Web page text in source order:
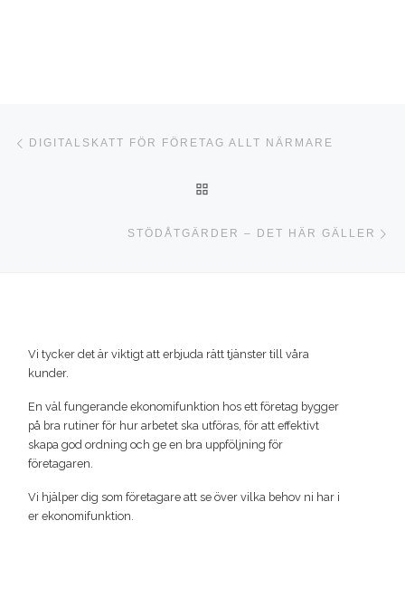
Inläggsnavigering
DIGITALSKATT FÖR FÖRETAG ALLT NÄRMARE
STÖDÅTGÄRDER – DET HÄR GÄLLER
Vi tycker det är viktigt att erbjuda rätt tjänster till våra
kunder.
En väl fungerande ekonomifunktion hos ett företag bygger
på bra rutiner för hur arbetet ska utföras, för att effektivt
skapa god ordning och ge en bra uppföljning för
företagaren.
Vi hjälper dig som företagare att se över vilka behov ni har i
er ekonomifunktion.